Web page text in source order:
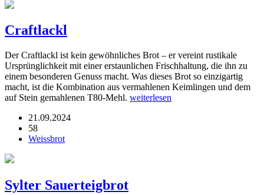
Craftlackl
Der Craftlackl ist kein gewöhnliches Brot – er vereint rustikale
Ursprünglichkeit mit einer erstaunlichen Frischhaltung, die ihn zu
einem besonderen Genuss macht. Was dieses Brot so einzigartig
macht, ist die Kombination aus vermahlenen Keimlingen und dem
auf Stein gemahlenen T80-Mehl. weiterlesen
21.09.2024
58
Weissbrot
Sylter Sauerteigbrot